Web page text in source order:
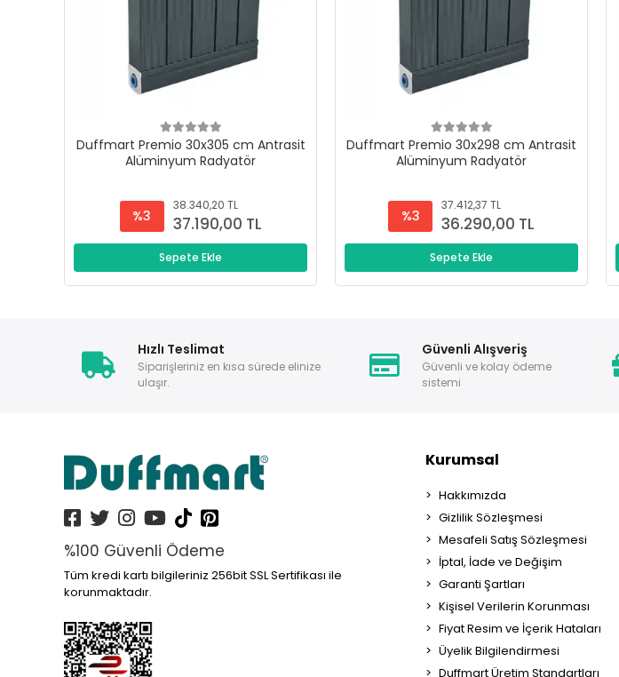
Duffmart Premio 30x305 cm Antrasit
Alüminyum Radyatör
%3
38.340,20 TL
37.190,00 TL
Sepete Ekle
Duffmart Premio 30x298 cm Antrasit
Alüminyum Radyatör
%3
37.412,37 TL
36.290,00 TL
Sepete Ekle
Hızlı Teslimat
Siparişleriniz en kısa sürede elinize
ulaşır.
Güvenli Alışveriş
Güvenli ve kolay ödeme
sistemi
%100 Güvenli Ödeme
Tüm kredi kartı bilgileriniz 256bit SSL Sertifikası ile
korunmaktadır.
Kurumsal
Hakkımızda
Gizlilik Sözleşmesi
Mesafeli Satış Sözleşmesi
İptal, İade ve Değişim
Garanti Şartları
Kişisel Verilerin Korunması
Fiyat Resim ve İçerik Hataları
Üyelik Bilgilendirmesi
Duffmart Üretim Standartları